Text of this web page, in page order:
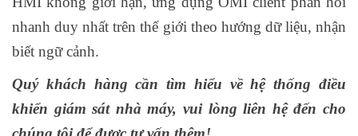
nhanh duy nhất trên thế giới theo hướng dữ liệu, nhận
biết ngữ cảnh.
Quý khách hàng cần tìm hiểu về hệ thống điều
khiển giám sát nhà máy, vui lòng liên hệ đến cho